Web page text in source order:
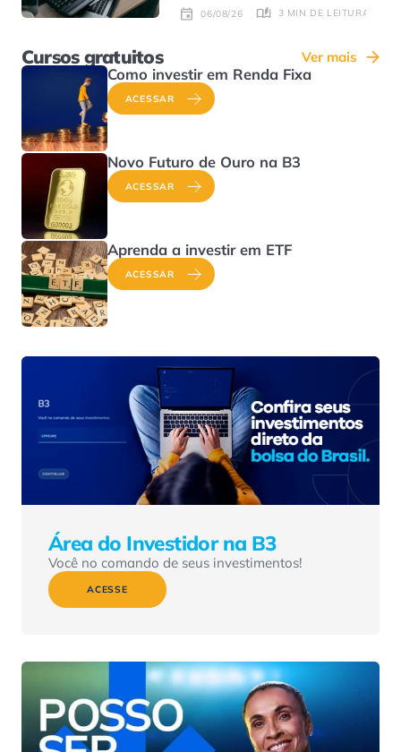
06/08/26 3 MIN DE LEITURA
Cursos gratuitos Ver mais
Como investir em Renda Fixa
ACESSAR
Novo Futuro de Ouro na B3
ACESSAR
Aprenda a investir em ETF
ACESSAR
Área do Investidor na B3
Você no comando de seus investimentos!
ACESSE